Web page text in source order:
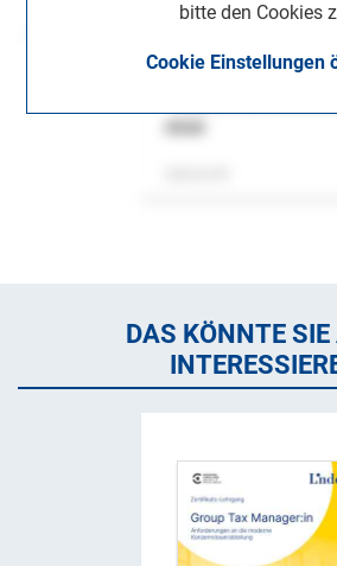
bitte den Cookies
Cookie Einstellungen
DAS KÖNNTE SIE